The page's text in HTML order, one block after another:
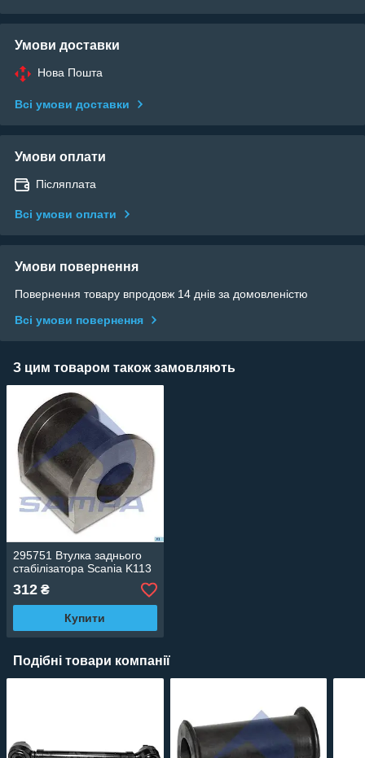
Умови доставки
Нова Пошта
Всі умови доставки
Умови оплати
Післяплата
Всі умови оплати
Умови повернення
Повернення товару впродовж 14 днів за домовленістю
Всі умови повернення
З цим товаром також замовляють
295751 Втулка заднього
стабілізатора Scania K113
312 ₴
Купити
Подібні товари компанії